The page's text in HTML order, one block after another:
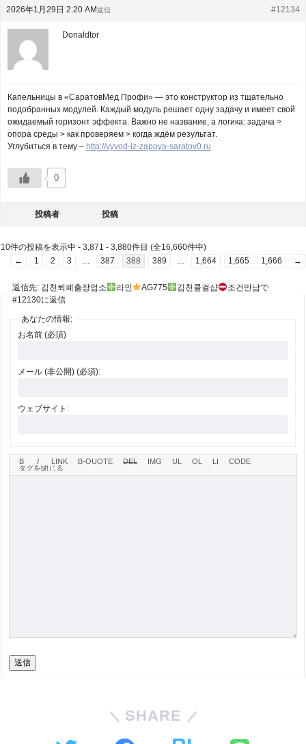
2026年1月29日 2:20 AM #12134
返信
Donaldtor
Капельницы в «СаратовМед Профи» — это конструктор из тщательно
подобранных модулей. Каждый модуль решает одну задачу и имеет свой
ожидаемый горизонт эффекта. Важно не название, а логика: задача >
опора среды > как проверяем > когда ждём результат.
Углубиться в тему – http://vyvod-iz-zapoya-saratov0.ru
0
投稿者 投稿
10件の投稿を表示中 - 3,871 - 3,880件目 (全16,660件中)
←
1 2 3 … 387 388 389 … 1,664 1,665 1,666 →
返信先: 김천퇴폐출장업소 라인 AG775 김천콜걸샵
조건만남で
#12130に返信
あなたの情報:
お名前 (必須)
メール (非公開) (必須):
ウェブサイト:
送信
SHARE